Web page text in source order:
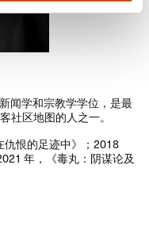
闻学和宗教学学位，​是最
社区地图的人之一。​​
恨的足迹中》​；​​2018
年，​《毒丸：​阴谋论及